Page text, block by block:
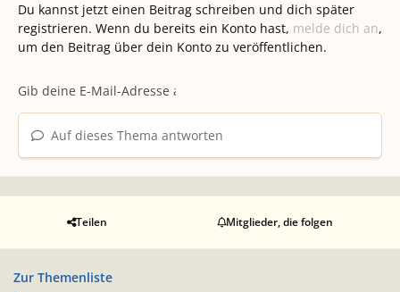
Du kannst jetzt einen Beitrag schreiben und dich später
registrieren. Wenn du bereits ein Konto hast, melde dich an,
um den Beitrag über dein Konto zu veröffentlichen.
Auf dieses Thema antworten
Teilen Mitglieder, die folgen
Zur Themenliste